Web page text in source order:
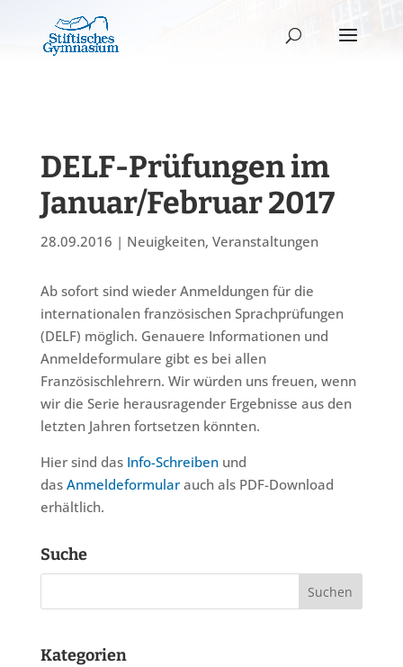
DELF-Prüfungen im
Januar/Februar 2017
28.09.2016 | Neuigkeiten, Veranstaltungen
Ab sofort sind wieder Anmeldungen für die
internationalen französischen Sprachprüfungen
(DELF) möglich. Genauere Informationen und
Anmeldeformulare gibt es bei allen
Französischlehrern. Wir würden uns freuen, wenn
wir die Serie herausragender Ergebnisse aus den
letzten Jahren fortsetzen könnten.
Hier sind das Info-Schreibenund
das Anmeldeformularauch als PDF-Download
erhältlich.
Suche
Kategorien